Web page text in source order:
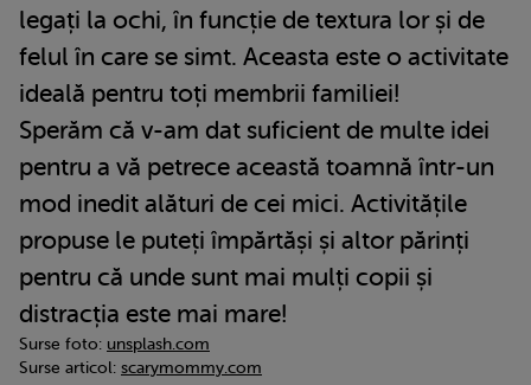
legați la ochi, în funcție de textura lor și de
felul în care se simt. Aceasta este o activitate
ideală pentru toți membrii familiei!
Sperăm că v-am dat suficient de multe idei
pentru a vă petrece această toamnă într-un
mod inedit alături de cei mici. Activitățile
propuse le puteți împărtăși și altor părinți
pentru că unde sunt mai mulți copii și
distracția este mai mare!
Surse foto: unsplash.com
Surse articol: scarymommy.com